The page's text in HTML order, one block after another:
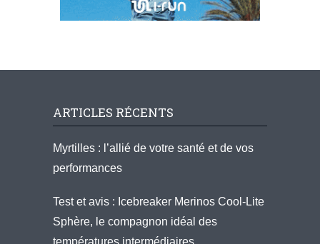
ARTICLES RÉCENTS
Myrtilles : l’allié de votre santé et de vos
performances
Test et avis : Icebreaker Merinos Cool-Lite
Sphère, le compagnon idéal des
températures intermédiaires